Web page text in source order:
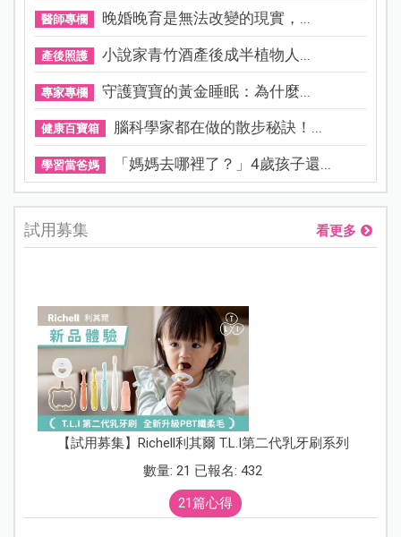
醫師專欄 晚婚晚育是無法改變的現實，...
產後照護 小說家青竹酒產後成半植物人...
專家專欄 守護寶寶的黃金睡眠：為什麼...
健康百寶箱 腦科學家都在做的散步秘訣！...
學習當爸媽 「媽媽去哪裡了？」4歲孩子還...
試用募集 看更多
【試用募集】Richell利其爾 T.L.I第二代乳牙刷系列
數量: 21 已報名: 432
21篇心得